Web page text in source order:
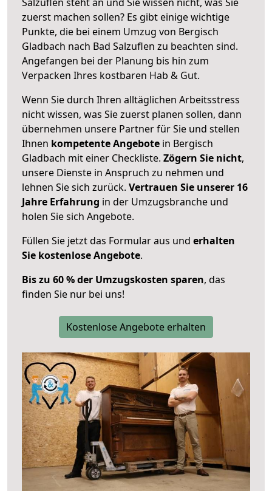
zuerst machen sollen? Es gibt einige wichtige
Punkte, die bei einem Umzug von Bergisch
Gladbach nach Bad Salzuflen zu beachten sind.
Angefangen bei der Planung bis hin zum
Verpacken Ihres kostbaren Hab & Gut.
Wenn Sie durch Ihren alltäglichen Arbeitsstress
nicht wissen, was Sie zuerst planen sollen, dann
übernehmen unsere Partner für Sie und stellen
Ihnen kompetente Angebote in Bergisch
Gladbach mit einer Checkliste. Zögern Sie nicht,
unsere Dienste in Anspruch zu nehmen und
lehnen Sie sich zurück. Vertrauen Sie unserer 16
Jahre Erfahrung in der Umzugsbranche und
holen Sie sich Angebote.
Füllen Sie jetzt das Formular aus und erhalten
Sie kostenlose Angebote.
Bis zu 60 % der Umzugskosten sparen, das
finden Sie nur bei uns!
Kostenlose Angebote erhalten